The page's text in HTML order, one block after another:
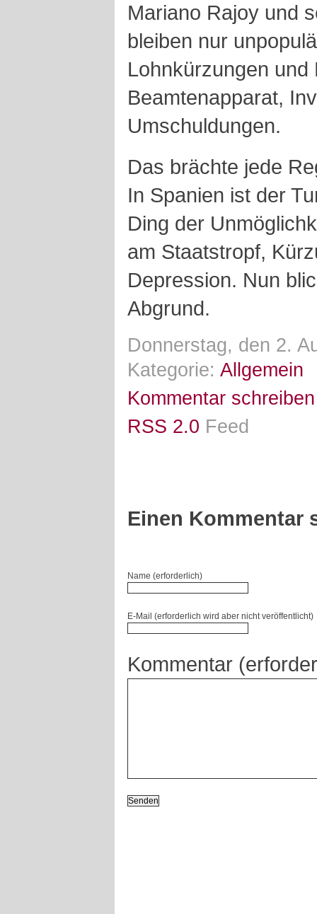
Mariano Rajoy und
bleiben nur
Lohnkürzungen
Beamtenapparat,
Umschuldungen.
Das brächte jede
In Spanien ist der
Ding der
am Staatstropf,
Depression. Nun
Abgrund.
Donnerstag, den 2.
Kategorie: Allgemein
Kommentar schreiben
RSS 2.0 Feed
Einen Kommentar
Name (erforderlich)
E-Mail (erforderlich wird aber nicht veröffentlicht)
Kommentar